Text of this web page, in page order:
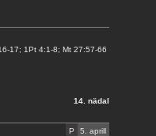
17; 1Pt 4:1-8; Mt 27:57-66
14. nädal
P
5. aprill